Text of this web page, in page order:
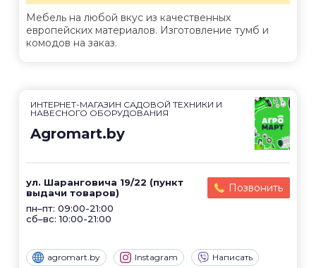
Мебель на любой вкус из качественных
европейских материалов. Изготовление тумб и
комодов на заказ.
ИНТЕРНЕТ-МАГАЗИН САДОВОЙ ТЕХНИКИ И
НАВЕСНОГО ОБОРУДОВАНИЯ
Agromart.by
ул. Шаранговича 19/22 (пункт
выдачи товаров)
пн–пт: 09:00-21:00
сб–вс: 10:00-21:00
Позвонить
agromart.by Instagram Написать